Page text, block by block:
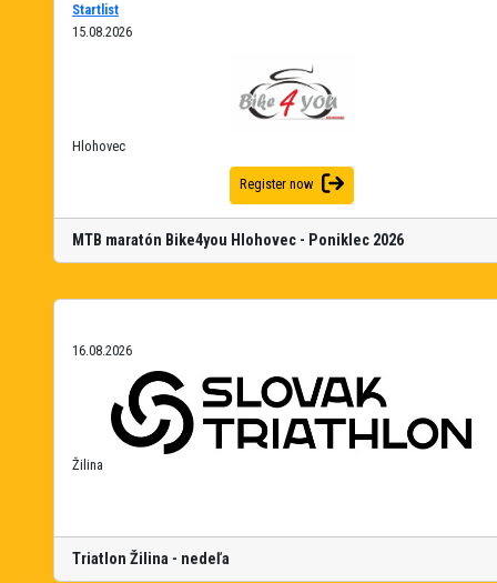
Startlist
15.08.2026
Hlohovec
Register now
MTB maratón Bike4you Hlohovec - Poniklec 2026
16.08.2026
Žilina
Triatlon Žilina - nedeľa